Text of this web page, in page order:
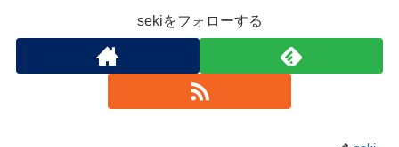
sekiをフォローする